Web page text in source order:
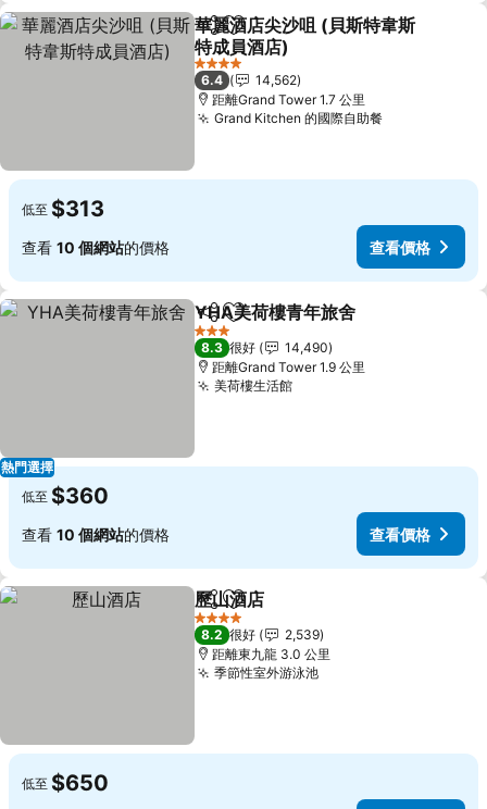
分享 放到收藏夾
華麗酒店尖沙咀 (貝斯特韋斯
特成員酒店)
4 星級
6.4
14,562
距離Grand Tower 1.7 公里
Grand Kitchen 的國際自助餐
低至 $313
查看 10 個網站的價格 查看價格
熱門選擇
分享 放到收藏夾
YHA美荷樓青年旅舍
3 星級
8.3 很好
14,490
距離Grand Tower 1.9 公里
美荷樓生活館
低至 $360
查看 10 個網站的價格 查看價格
分享 放到收藏夾
歷山酒店
4 星級
8.2 很好
2,539
距離東九龍 3.0 公里
季節性室外游泳池
低至 $650